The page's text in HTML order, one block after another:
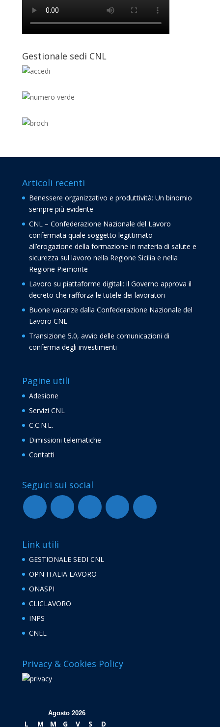
Gestionale sedi CNL
Articoli recenti
Benessere organizzativo e produttività: Un binomio
sempre più evidente
CNL – Confederazione Nazionale del Lavoro
confermata quale soggetto legittimato
all’erogazione della formazione in materia di salute e
sicurezza sul lavoro nella Regione Sicilia e nella
Regione Piemonte
Lavoro su piattaforme digitali: il Governo approva il
decreto che rafforza le tutele dei lavoratori
Buone vacanze dalla Confederazione Nazionale del
Lavoro CNL
Transizione 5.0, avvio delle comunicazioni di
conferma degli investimenti
Pagine utili
Adesione
Servizi CNL
C.C.N.L.
Dimissioni telematiche
Contatti
Seguici sui social
Link utili
GESTIONALE SEDI CNL
OPN ITALIA LAVORO
ONASPI
CLICLAVORO
INPS
CNEL
Privacy & Cookies Policy
Agosto 2026
L M M G V S D